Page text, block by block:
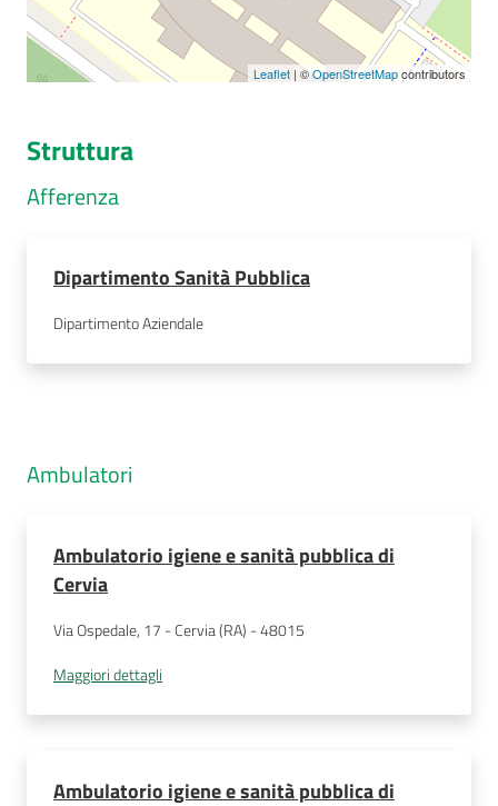
Leaflet | ©OpenStreetMapcontributors
Struttura
Afferenza
Dipartimento Sanità Pubblica
Dipartimento Aziendale
Ambulatori
Ambulatorio igiene e sanità pubblica di
Cervia
Via Ospedale, 17 - Cervia (RA) - 48015
Maggiori dettagli
Ambulatorio igiene e sanità pubblica di